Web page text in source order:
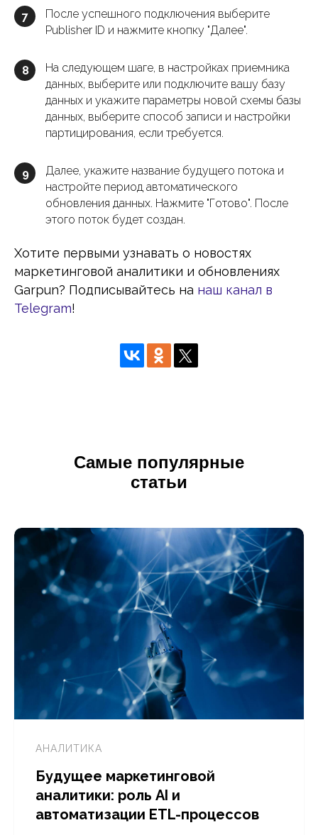
7
После успешного подключения выберите
Publisher ID и нажмите кнопку "Далее".
8
На следующем шаге, в настройках приемника
данных, выберите или подключите вашу базу
данных и укажите параметры новой схемы базы
данных, выберите способ записи и настройки
партицирования, если требуется.
9
Далее, укажите название будущего потока и
настройте период автоматического
обновления данных. Нажмите "Готово". После
этого поток будет создан.
Хотите первыми узнавать о новостях
маркетинговой аналитики и обновлениях
Garpun? Подписывайтесь на наш канал в
Telegram!
Самые популярные
статьи
АНАЛИТИКА
Будущее маркетинговой
аналитики: роль AI и
автоматизации ETL-процессов